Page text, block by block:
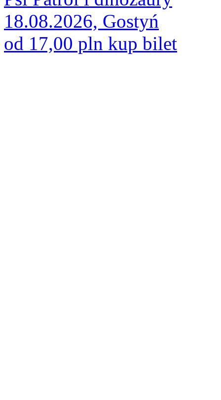
18.08.2026, Gostyń
od 17,00 pln kup bilet